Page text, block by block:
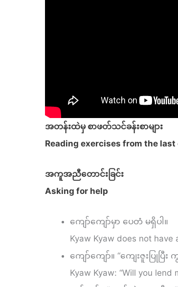
အတန်းထဲမှ စာဖတ်သင်ခန်းစာများ
Reading exercises from the last
အကူအညီတောင်းခြင်း
Asking for help
ကျော်ကျော်မှာ ပေတံ မရှိပါ။
Kyaw Kyaw does not have
ကျော်ကျော်။ “ကျေးဇူးပြုပ
Kyaw Kyaw: “Will you lend